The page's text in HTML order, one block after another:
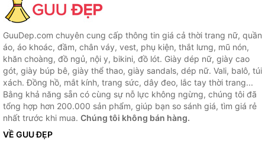
GuuDep.com chuyên cung cấp thông tin giá cả thời trang nữ, quần
áo, áo khoác, đầm, chân váy, vest, phụ kiện, thắt lưng, mũ nón,
khăn choàng, đồ ngủ, nội y, bikini, đồ lót. Giày dép nữ, giày cao
gót, giày búp bê, giày thể thao, giày sandals, dép nữ. Vali, balô, túi
xách. Đồng hồ, mắt kính, trang sức, dây đeo, lắc tay thời trang...
Bằng khả năng sẵn có cùng sự nỗ lực không ngừng, chúng tôi đã
tổng hợp hơn 200.000 sản phẩm, giúp bạn so sánh giá, tìm giá rẻ
nhất trước khi mua. Chúng tôi không bán hàng.
VỀ GUU ĐẸP